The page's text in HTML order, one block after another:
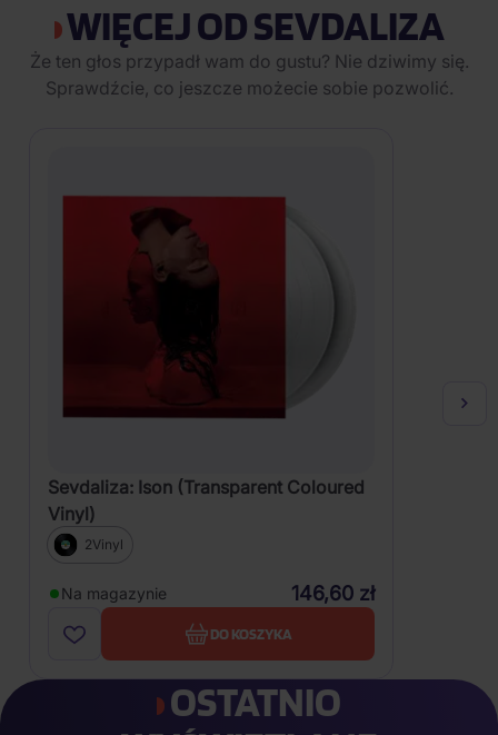
WIĘCEJ OD SEVDALIZA
Że ten głos przypadł wam do gustu? Nie dziwimy się.
Sprawdźcie, co jeszcze możecie sobie pozwolić.
Sevdaliza: Ison (Transparent Coloured
Vinyl)
2Vinyl
Na magazynie 146,60 zł
DO KOSZYKA
OSTATNIO